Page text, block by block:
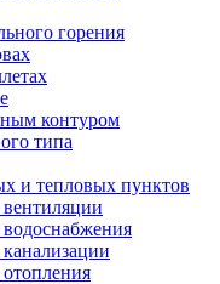
горения
контуром
типа
и тепловых пунктов